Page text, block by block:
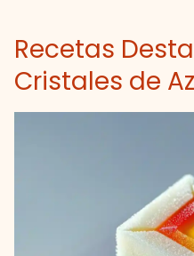
Recetas
Cristales de